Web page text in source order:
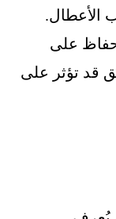
الأعطال.
على
قد تؤثر على